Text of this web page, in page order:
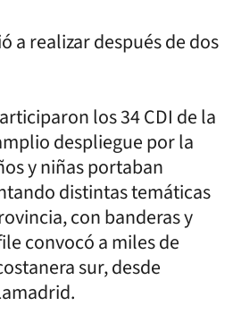
a realizar después de dos
los 34 CDI de la
despliegue por la
y niñas portaban
distintas temáticas
con banderas y
convocó a miles de
sur, desde